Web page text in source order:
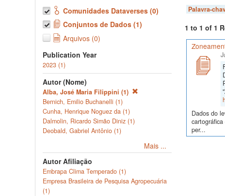
Comunidades Dataverses (0)
Conjuntos de Dados (1)
Arquivos (0)
Publication Year
2023 (1)
Autor (Nome)
Alba, José Maria Filippini (1)
Bernich, Emilio Buchanelli (1)
Cunha, Henrique Noguez da (1)
Dalmolin, Ricardo Simão Diniz (1)
Deobald, Gabriel Antônio (1)
Mais ...
Autor Afiliação
Embrapa Clima Temperado (1)
Empresa Brasileira de Pesquisa Agropecuária
(1)
Palavra-
1 to 1 of 1
Dados do
per...